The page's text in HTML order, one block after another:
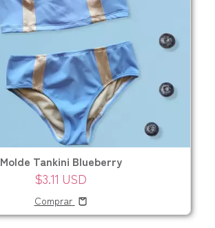
Molde Tankini Blueberry
$3.11 USD
Comprar